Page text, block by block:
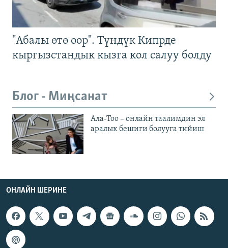
"Абалы өтө оор". Түндүк Кипрде
кыргызстандык кызга кол салуу болду
Блог - Миңсанат
Ала-Тоо – онлайн таалимдин эл
аралык бешиги болууга тийиш
ОНЛАЙН ШЕРИНЕ